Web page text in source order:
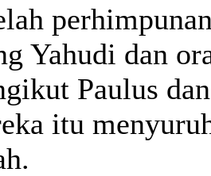
Yahudi dan
Paulus
itu